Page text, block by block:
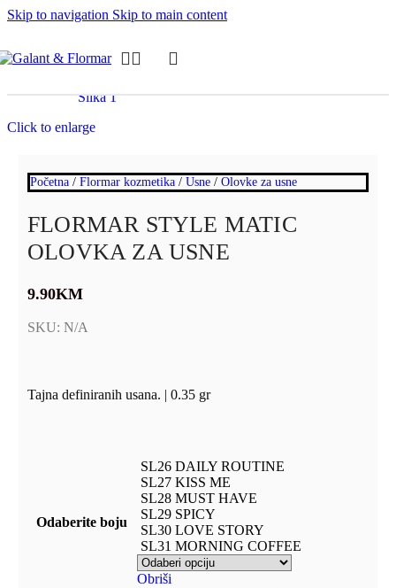
Skip to navigation Skip to main content
Click to enlarge
Početna / Flormar kozmetika / Usne / Olovke za usne
FLORMAR STYLE MATIC
OLOVKA ZA USNE
9.90KM
SKU: N/A
Tajna definiranih usana. | 0.35 gr
Odaberite boju
SL26 DAILY ROUTINE
SL27 KISS ME
SL28 MUST HAVE
SL29 SPICY
SL30 LOVE STORY
SL31 MORNING COFFEE
Obriši